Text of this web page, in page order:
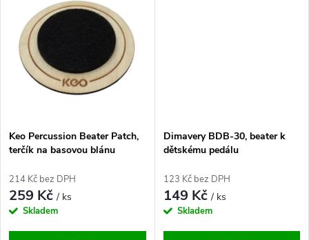
ů
Keo Percussion Beater Patch,
terčík na basovou blánu
214 Kč bez DPH
259 Kč/ ks
Skladem
Dimavery BDB-30, beater k
dětskému pedálu
123 Kč bez DPH
149 Kč/ ks
Skladem